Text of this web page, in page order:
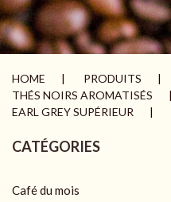
HOME PRODUITS
THÉS NOIRS AROMATISÉS
EARL GREY SUPÉRIEUR
CATÉGORIES
Café du mois